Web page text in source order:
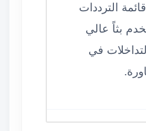
الترددات
بثاً عالي
في